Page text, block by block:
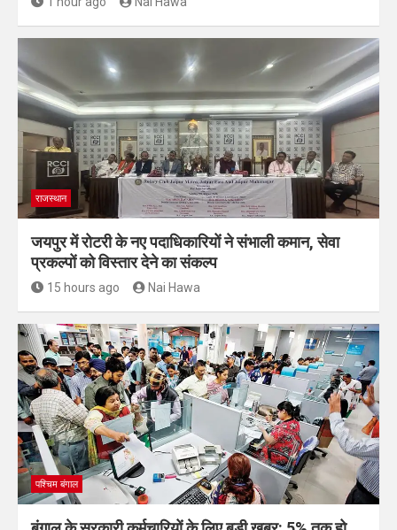
राजस्थान
जयपुर में रोटरी के नए पदाधिकारियों ने संभाली कमान, सेवा
प्रकल्पों को विस्तार देने का संकल्प
15 hours ago Nai Hawa
पश्चिम बंगाल